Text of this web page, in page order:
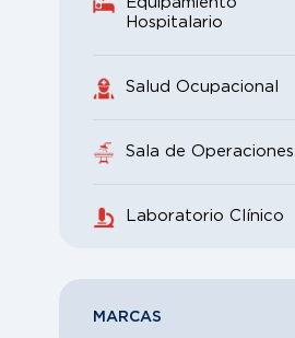
Hospitalario
Salud Ocupacional
Sala de Operaciones
Laboratorio Clínico
MARCAS